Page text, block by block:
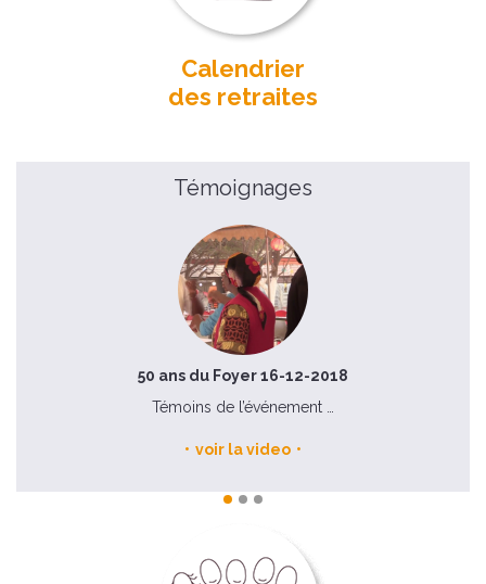
Calendrier
des retraites
Témoignages
50 ans du Foyer 16-12-2018
Témoins de l’événement …
voir la video